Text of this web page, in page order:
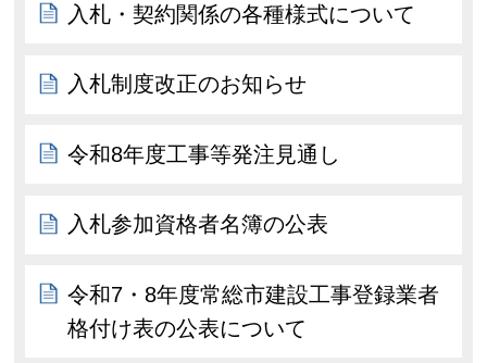
入札・契約関係の各種様式について
入札制度改正のお知らせ
令和8年度工事等発注見通し
入札参加資格者名簿の公表
令和7・8年度常総市建設工事登録業者
格付け表の公表について